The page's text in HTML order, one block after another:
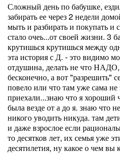
Сложный день по бабушке,
забирать ее через 2 недели
мыть и разбирать и покупать и
стало очеь...от своей жизни. 3
крутишься крутишься между
эта история с Д. - это видимо
отдушина, делать не что
бесконечно, а вот "разрешить"
повело или что там уже сама
приехали...знаю что я хороший
была везде от а до я. знаю что
никого уводить никуда. там
и даже взрослое если
то десятков лет, их семья уже
десятилетия, ну какое о чем вы